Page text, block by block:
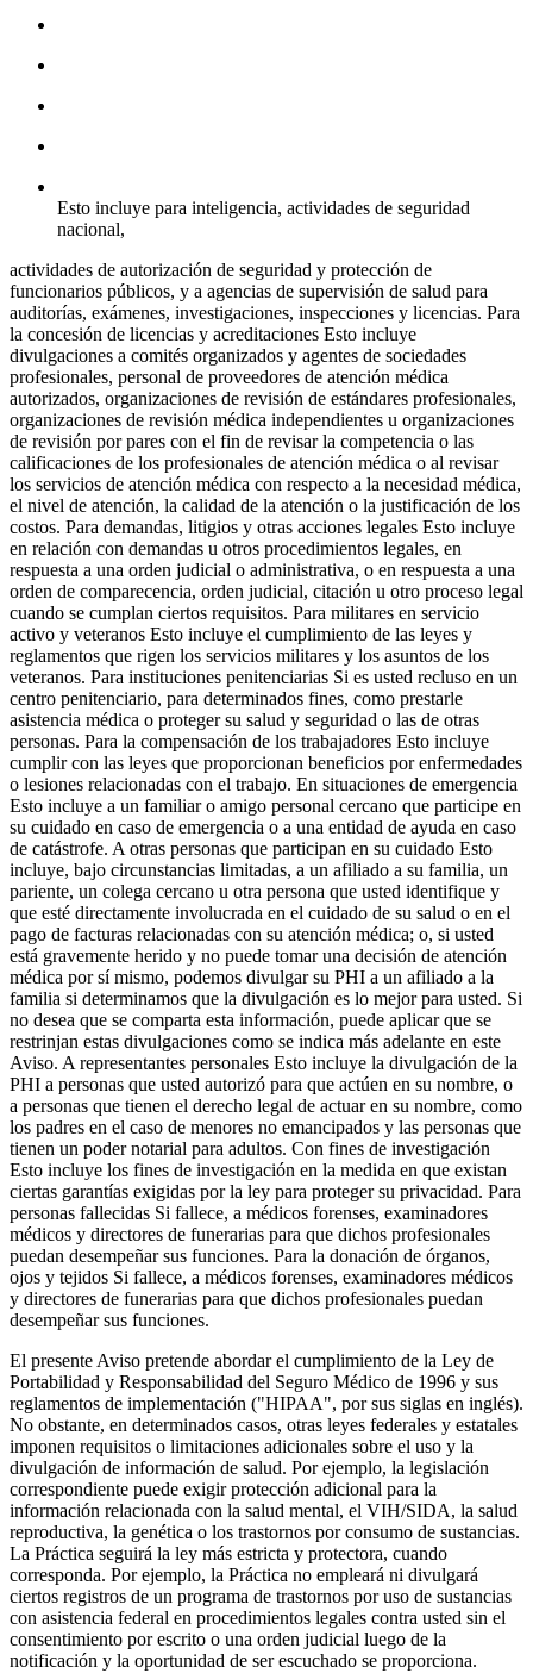
Esto incluye para inteligencia, actividades de seguridad
nacional,
actividades de autorización de seguridad y protección de
funcionarios públicos, y a agencias de supervisión de salud para
auditorías, exámenes, investigaciones, inspecciones y licencias. Para
la concesión de licencias y acreditaciones Esto incluye
divulgaciones a comités organizados y agentes de sociedades
profesionales, personal de proveedores de atención médica
autorizados, organizaciones de revisión de estándares profesionales,
organizaciones de revisión médica independientes u organizaciones
de revisión por pares con el fin de revisar la competencia o las
calificaciones de los profesionales de atención médica o al revisar
los servicios de atención médica con respecto a la necesidad médica,
el nivel de atención, la calidad de la atención o la justificación de los
costos. Para demandas, litigios y otras acciones legales Esto incluye
en relación con demandas u otros procedimientos legales, en
respuesta a una orden judicial o administrativa, o en respuesta a una
orden de comparecencia, orden judicial, citación u otro proceso legal
cuando se cumplan ciertos requisitos. Para militares en servicio
activo y veteranos Esto incluye el cumplimiento de las leyes y
reglamentos que rigen los servicios militares y los asuntos de los
veteranos. Para instituciones penitenciarias Si es usted recluso en un
centro penitenciario, para determinados fines, como prestarle
asistencia médica o proteger su salud y seguridad o las de otras
personas. Para la compensación de los trabajadores Esto incluye
cumplir con las leyes que proporcionan beneficios por enfermedades
o lesiones relacionadas con el trabajo. En situaciones de emergencia
Esto incluye a un familiar o amigo personal cercano que participe en
su cuidado en caso de emergencia o a una entidad de ayuda en caso
de catástrofe. A otras personas que participan en su cuidado Esto
incluye, bajo circunstancias limitadas, a un afiliado a su familia, un
pariente, un colega cercano u otra persona que usted identifique y
que esté directamente involucrada en el cuidado de su salud o en el
pago de facturas relacionadas con su atención médica; o, si usted
está gravemente herido y no puede tomar una decisión de atención
médica por sí mismo, podemos divulgar su PHI a un afiliado a la
familia si determinamos que la divulgación es lo mejor para usted. Si
no desea que se comparta esta información, puede aplicar que se
restrinjan estas divulgaciones como se indica más adelante en este
Aviso. A representantes personales Esto incluye la divulgación de la
PHI a personas que usted autorizó para que actúen en su nombre, o
a personas que tienen el derecho legal de actuar en su nombre, como
los padres en el caso de menores no emancipados y las personas que
tienen un poder notarial para adultos. Con fines de investigación
Esto incluye los fines de investigación en la medida en que existan
ciertas garantías exigidas por la ley para proteger su privacidad. Para
personas fallecidas Si fallece, a médicos forenses, examinadores
médicos y directores de funerarias para que dichos profesionales
puedan desempeñar sus funciones. Para la donación de órganos,
ojos y tejidos Si fallece, a médicos forenses, examinadores médicos
y directores de funerarias para que dichos profesionales puedan
desempeñar sus funciones.
El presente Aviso pretende abordar el cumplimiento de la Ley de
Portabilidad y Responsabilidad del Seguro Médico de 1996 y sus
reglamentos de implementación ("HIPAA", por sus siglas en inglés).
No obstante, en determinados casos, otras leyes federales y estatales
imponen requisitos o limitaciones adicionales sobre el uso y la
divulgación de información de salud. Por ejemplo, la legislación
correspondiente puede exigir protección adicional para la
información relacionada con la salud mental, el VIH/SIDA, la salud
reproductiva, la genética o los trastornos por consumo de sustancias.
La Práctica seguirá la ley más estricta y protectora, cuando
corresponda. Por ejemplo, la Práctica no empleará ni divulgará
ciertos registros de un programa de trastornos por uso de sustancias
con asistencia federal en procedimientos legales contra usted sin el
consentimiento por escrito o una orden judicial luego de la
notificación y la oportunidad de ser escuchado se proporciona.